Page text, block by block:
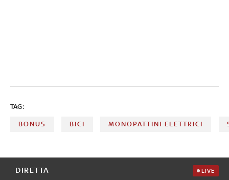
TAG:
BONUS BICI MONOPATTINI ELETTRICI
DIRETTA LIVE